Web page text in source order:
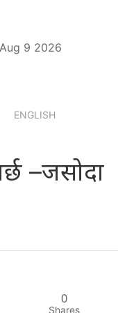
Aug 9 2026
ENGLISH
–जसोदा
0
Shares